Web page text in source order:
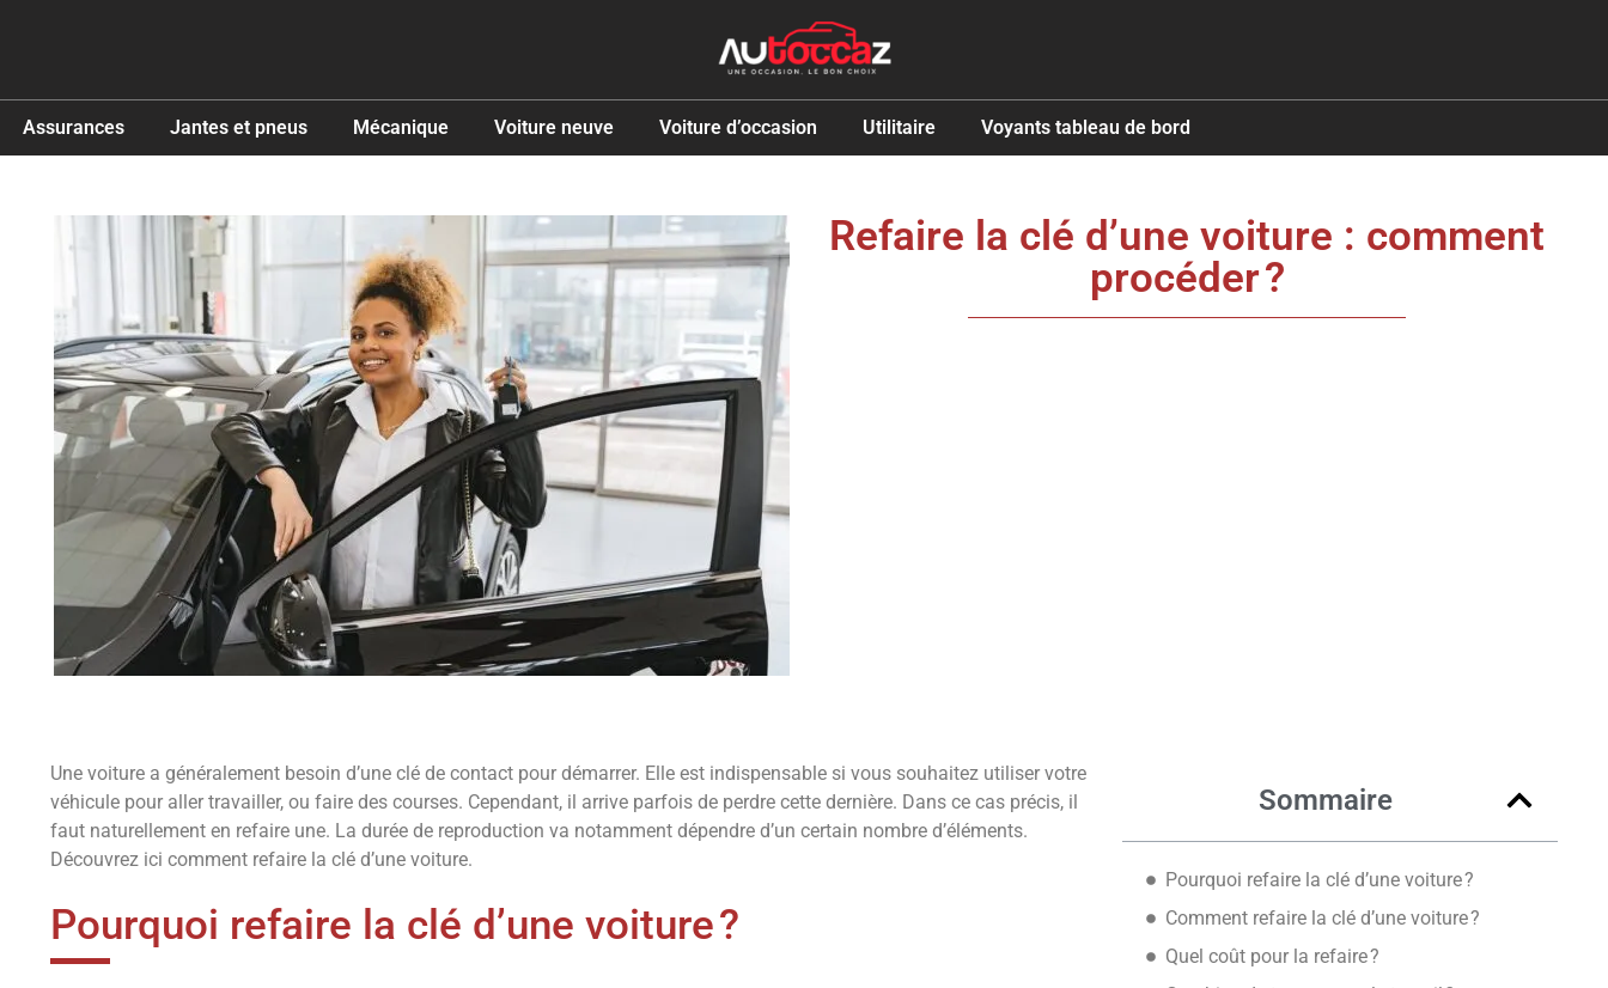
Assurances Jantes et pneus Mécanique Voiture neuve Voiture d’occasion Utilitaire Voyants tableau de bord
Refaire la clé d’une voiture : comment
procéder ?
Une voiture a généralement besoin d’une clé de contact pour démarrer. Elle est indispensable si vous souhaitez utiliser votre
véhicule pour aller travailler, ou faire des courses. Cependant, il arrive parfois de perdre cette dernière. Dans ce cas précis, il
faut naturellement en refaire une. La durée de reproduction va notamment dépendre d’un certain nombre d’éléments.
Découvrez ici comment refaire la clé d’une voiture.
Pourquoi refaire la clé d’une voiture ?
Sommaire
Pourquoi refaire la clé d’une voiture ?
Comment refaire la clé d’une voiture ?
Quel coût pour la refaire ?